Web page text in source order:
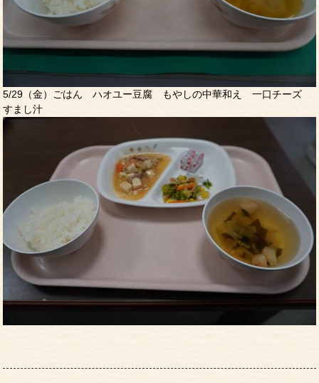
5/29（金）ごはん ハオユー豆腐 もやしの中華和え 一口チーズ
すまし汁